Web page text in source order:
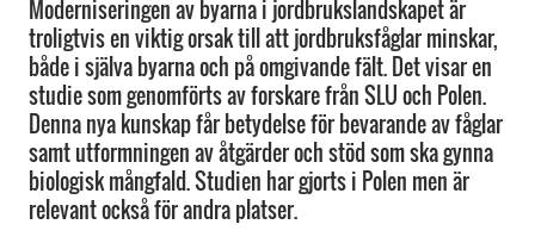
Moderniseringen av byarna i jordbrukslandskapet är
troligtvis en viktig orsak till att jordbruksfåglar minskar,
både i själva byarna och på omgivande fält. Det visar en
studie som genomförts av forskare från SLU och Polen.
Denna nya kunskap får betydelse för bevarande av fåglar
samt utformningen av åtgärder och stöd som ska gynna
biologisk mångfald. Studien har gjorts i Polen men är
relevant också för andra platser.